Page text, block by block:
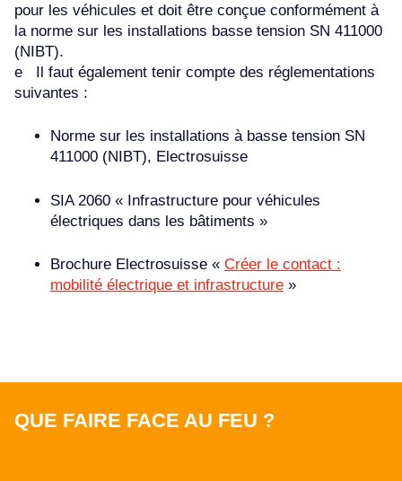
pour les véhicules et doit être conçue conformément à
la norme sur les installations basse tension SN 411000
(NIBT).
e Il faut également tenir compte des réglementations
suivantes :
Norme sur les installations à basse tension SN
411000 (NIBT), Electrosuisse
SIA 2060 « Infrastructure pour véhicules
électriques dans les bâtiments »
Brochure Electrosuisse « Créer le contact :
mobilité électrique et infrastructure »
QUE FAIRE FACE AU FEU ?